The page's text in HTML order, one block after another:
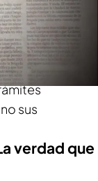
en la
hacía
los lazos
en la
sus
verdad que